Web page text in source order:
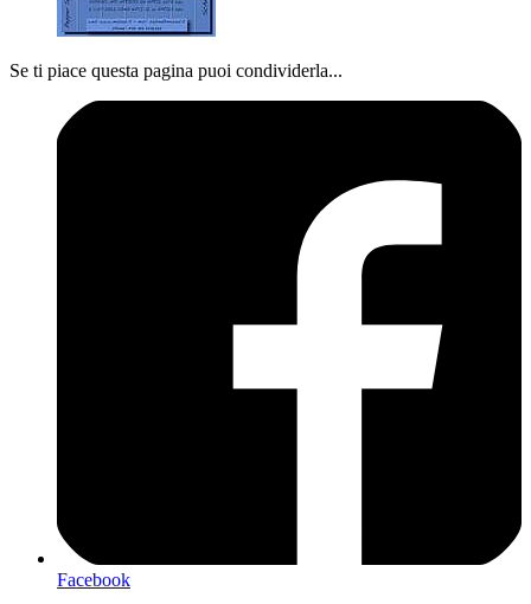
Se ti piace questa pagina puoi condividerla...
Facebook